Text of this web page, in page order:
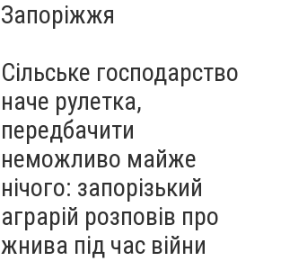
Запоріжжя
Сільське господарство
наче рулетка,
передбачити
неможливо майже
нічого: запорізький
аграрій розповів про
жнива під час війни